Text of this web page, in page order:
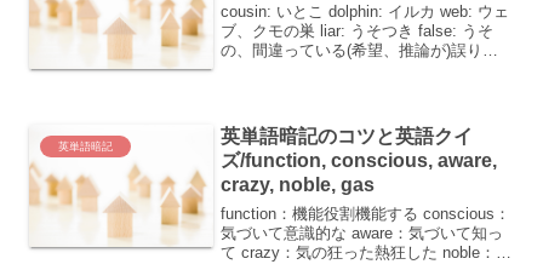
cousin: いとこ dolphin: イルカ web: ウェ
ブ、クモの巣 liar: うそつき false: うそ
の、間違っている(希望、推論が)誤りに
英単語暗記
英単語暗記のコツと英語クイ
ズ/function, conscious, aware,
crazy, noble, gas
function：機能役割機能する conscious：
気づいて意識的な aware：気づいて知っ
て crazy：気の狂った熱狂した noble：気